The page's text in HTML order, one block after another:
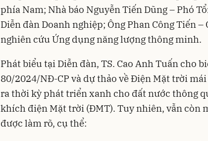
phía Nam; Nhà báo Nguyễn Tiến Dũng – Phó
Diễn đàn Doanh nghiệp; Ông Phan Công Tiến
nghiên cứu Ứng dụng năng lượng thông minh.
Phát biểu tại Diễn đàn, TS. Cao Anh Tuấn cho
80/2024/NĐ-CP và dự thảo về Điện Mặt trời mái
ra thời kỳ phát triển xanh cho đất nước thông
khích điện Mặt trời (ĐMT). Tuy nhiên, vẫn còn
được làm rõ, cụ thể: